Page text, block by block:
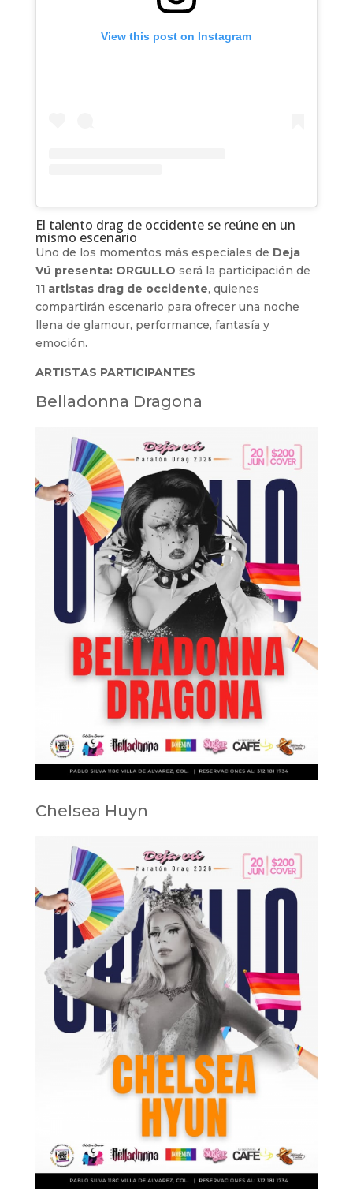
View this post on Instagram
El talento drag de occidente se reúne en un
mismo escenario
Uno de los momentos más especiales de Deja
Vú presenta: ORGULLO será la participación de
11 artistas drag de occidente, quienes
compartirán escenario para ofrecer una noche
llena de glamour, performance, fantasía y
emoción.
ARTISTAS PARTICIPANTES
Belladonna Dragona
Chelsea Huyn